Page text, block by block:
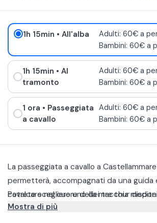
1h 15min • All'alba
Adulti: 60€ a
Bambini: 60€ a
1h 15min • Al
tramonto
Adulti: 60€ a
Bambini: 60€ a
1 ora • Passeggiata
a cavallo
Adulti: 60€ a
Bambini: 60€ a
La passeggiata a cavallo a
permetterà, accompagnati da una guida
cavalcare nel cuore della macchia
mare.
Potrete scegliere uno dei tre tour
passeggiata classica, quella all'alba o
Mostra di più